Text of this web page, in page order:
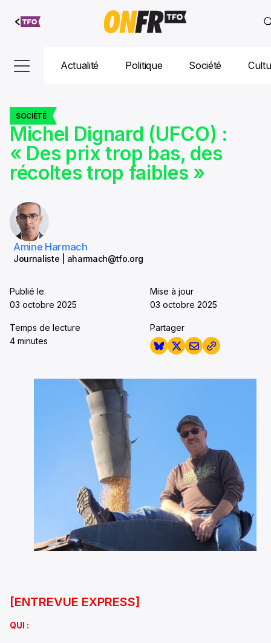
Aller au
contenu
Actualité Politique Société
SOCIÉTÉ
Michel Dignard (UFCO) :
« Des prix trop bas, des
récoltes trop faibles »
Amine Harmach
Journaliste | aharmach@tfo.org
Publié le
03 octobre 2025
Mise à jour
03 octobre 2025
Temps de lecture
4 minutes
Partager
[ENTREVUE EXPRESS]
QUI :